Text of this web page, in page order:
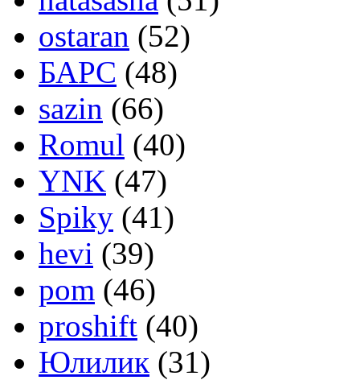
ostaran (52)
БАРС (48)
sazin (66)
Romul (40)
YNK (47)
Spiky (41)
hevi (39)
pom (46)
proshift (40)
Юлилик (31)